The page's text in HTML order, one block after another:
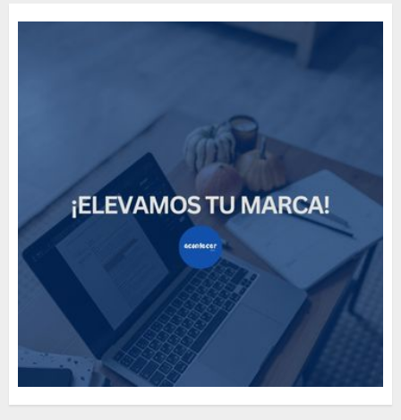
Need to Know About the
Classic Cars in a Retro